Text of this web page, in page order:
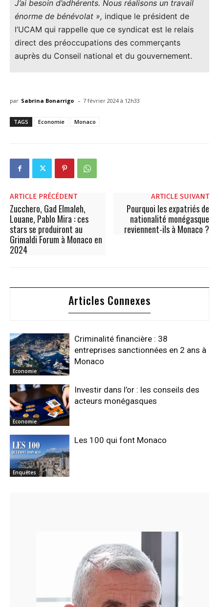
J’ai besoin d’adhérents. Nous réalisons un travail
énorme de bénévolat », indique le président de
l’UCAM qui rappelle que ce syndicat est le relais
direct des préoccupations des commerçants
auprès du Conseil national et du gouvernement.
par Sabrina Bonarrigo - 7 février 2024 à 12h33
TAGS Economie Monaco
ARTICLE PRÉCÉDENT
Zucchero, Gad Elmaleh,
Louane, Pablo Mira : ces
stars se produiront au
Grimaldi Forum à Monaco en
2024
ARTICLE SUIVANT
Pourquoi les expatriés de
nationalité monégasque
reviennent-ils à Monaco ?
Articles Connexes
Economie
Criminalité financière : 38
entreprises sanctionnées en 2 ans à
Monaco
Economie
Investir dans l’or : les conseils des
acteurs monégasques
Enquêtes
Les 100 qui font Monaco